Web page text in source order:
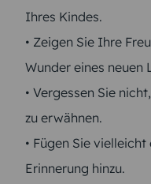
Ihres Kindes.
• Zeigen Sie Ihre
Wunder eines neuen
• Vergessen Sie
zu erwähnen.
• Fügen Sie
Erinnerung hinzu.